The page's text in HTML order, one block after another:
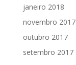
janeiro 2018
novembro 2017
outubro 2017
setembro 2017